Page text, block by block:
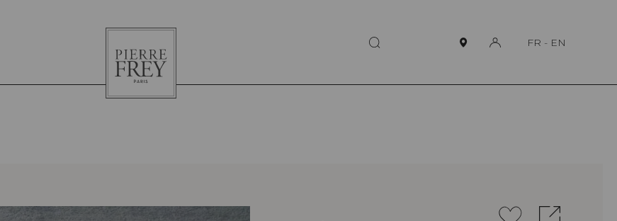
Pierre
Frey
FR - EN